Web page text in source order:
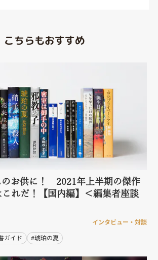
こちらもおすすめ
のお供に！ 2021年上半期の傑作
これだ！【国内編】＜編集者座談
インタビュー・対談
ガイド #琥珀の夏